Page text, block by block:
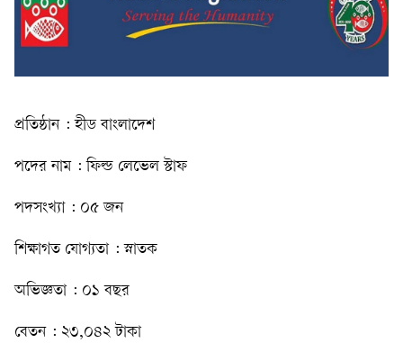
প্রতিষ্ঠান : হীড বাংলাদেশ
পদের নাম : ফিল্ড লেভেল স্টাফ
পদসংখ্যা : ০৫ জন
শিক্ষাগত যোগ্যতা : স্নাতক
অভিজ্ঞতা : ০১ বছর
বেতন : ২৩,০৪২ টাকা